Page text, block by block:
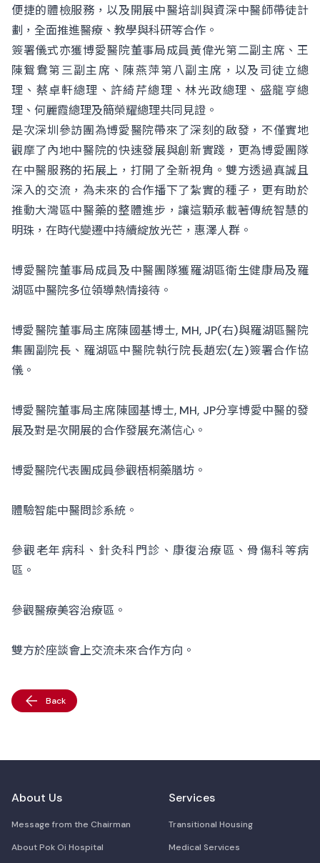
便捷的體檢服務，以及開展中醫培訓與資深中醫師帶徒計
劃，全面推進醫療、教學與科研等合作。
簽署儀式亦獲博愛醫院董事局成員黃偉光第二副主席、王
陳鴛鴦第三副主席、陳燕萍第八副主席，以及司徒立總
理、蔡卓軒總理、許綺芹總理、林光政總理、盛龍亨總
理、何麗霞總理及簡榮耀總理共同見證。
是次深圳參訪團為博愛醫院帶來了深刻的啟發，不僅實地
觀摩了內地中醫院的快速發展與創新實踐，更為博愛團隊
在中醫服務的拓展上，打開了全新視角。雙方透過真誠且
深入的交流，為未來的合作播下了紮實的種子，更有助於
推動大灣區中醫藥的整體進步，讓這顆承載著傳統智慧的
明珠，在時代變遷中持續綻放光芒，惠澤人群。
博愛醫院董事局成員及中醫團隊獲羅湖區衛生健康局及羅
湖區中醫院多位領導熱情接待。
博愛醫院董事局主席陳國基博士, MH, JP(右)與羅湖區醫院
集團副院長、羅湖區中醫院執行院長趙宏(左)簽署合作協
儀。
博愛醫院董事局主席陳國基博士, MH, JP分享博愛中醫的發
展及對是次開展的合作發展充滿信心。
博愛醫院代表團成員參觀梧桐藥膳坊。
體驗智能中醫問診系統。
參觀老年病科、針灸科門診、康復治療區、骨傷科等病
區。
參觀醫療美容治療區。
雙方於座談會上交流未來合作方向。
Back
About Us
Message from the Chairman
About Pok Oi Hospital
Services
Transitional Housing
Medical Services